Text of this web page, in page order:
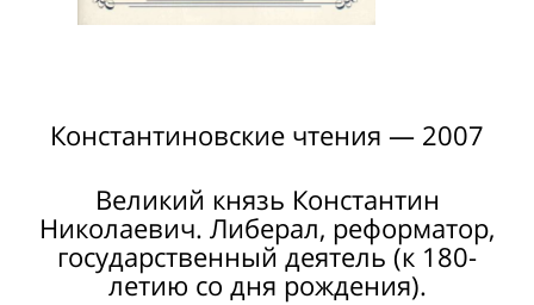
Константиновские чтения — 2007
Великий князь Константин
Николаевич. Либерал, реформатор,
государственный деятель (к 180-
летию со дня рождения).